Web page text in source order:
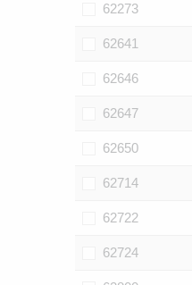
62273
62641
62646
62647
62650
62714
62722
62724